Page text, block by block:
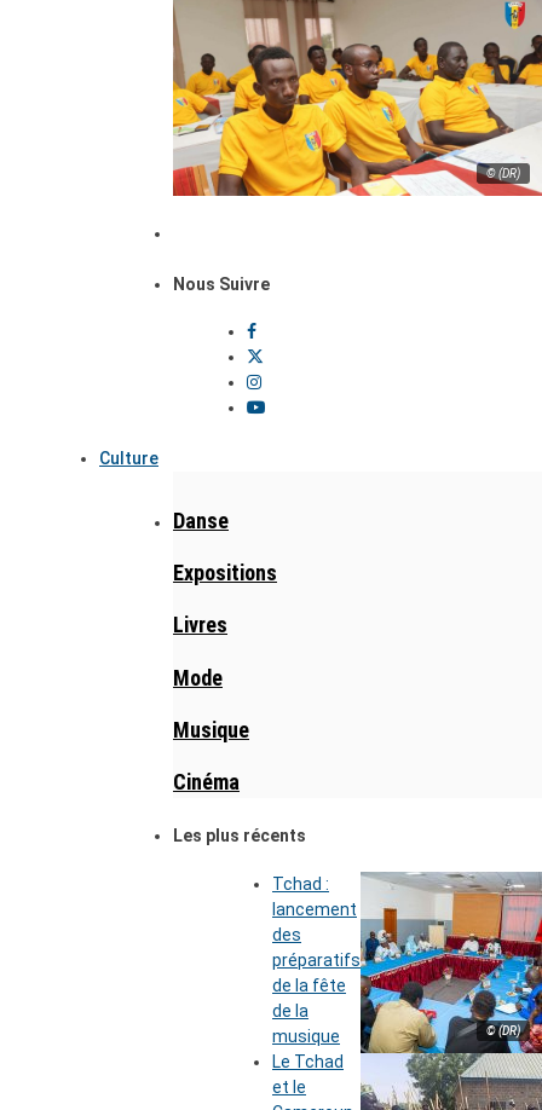
© (DR)
Nous Suivre
Culture
Danse
Expositions
Livres
Mode
Musique
Cinéma
Les plus récents
© (DR)
Tchad :
lancement
des
préparatifs
de la fête
de la
musique
Le Tchad
et le